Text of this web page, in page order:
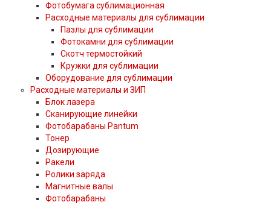
Фотобумага сублимационная
Расходные материалы для сублимации
Пазлы для сублимации
Фотокамни для сублимации
Скотч термостойкий
Кружки для сублимации
Оборудование для сублимации
Расходные материалы и ЗИП
Блок лазера
Сканирующие линейки
Фотобарабаны Pantum
Тонер
Дозирующие
Ракели
Ролики заряда
Магнитные валы
Фотобарабаны